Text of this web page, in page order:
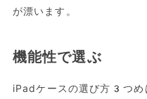
が漂います。
機能性で選ぶ
iPadケースの選び方3つめ